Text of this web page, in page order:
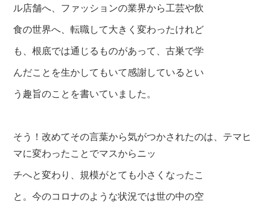
ル店舗へ、ファッションの業界から工芸や飲
食の世界へ、転職して大きく変わったけれど
も、根底では通じるものがあって、古巣で学
んだことを生かしてもいて感謝しているとい
う趣旨のことを書いていました。
そう！改めてその言葉から気がつかされたのは、テマヒ
マに変わったことでマスからニッ
チへと変わり、規模がとても小さくなったこ
と。今のコロナのような状況では世の中の空